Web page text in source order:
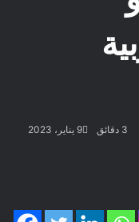
9 يناير، 2023